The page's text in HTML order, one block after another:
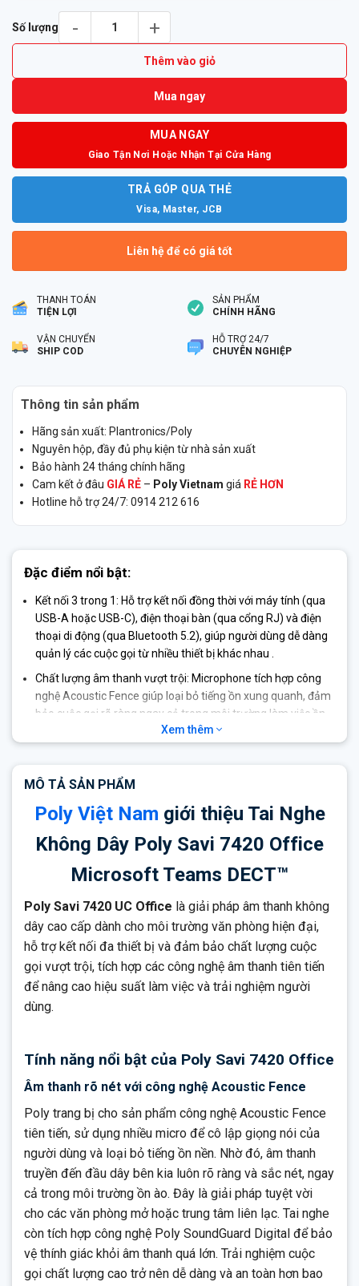
Số lượng
Thêm vào giỏ
Mua ngay
MUA NGAY
Giao Tận Nơi Hoặc Nhận Tại Cửa Hàng
TRẢ GÓP QUA THẺ
Visa, Master, JCB
Liên hệ để có giá tốt
THANH TOÁN
TIỆN LỢI
SẢN PHẨM
CHÍNH HÃNG
VẬN CHUYỂN
SHIP COD
HỖ TRỢ 24/7
CHUYÊN NGHIỆP
Thông tin sản phẩm
Hãng sản xuất: Plantronics/Poly
Nguyên hộp, đầy đủ phụ kiện từ nhà sản xuất
Bảo hành 24 tháng chính hãng
Cam kết ở đâu GIÁ RẺ – Poly Vietnam giá RẺ HƠN
Hotline hỗ trợ 24/7: 0914 212 616
Đặc điểm nổi bật:
Kết nối 3 trong 1: Hỗ trợ kết nối đồng thời với máy tính (qua
USB-A hoặc USB-C), điện thoại bàn (qua cổng RJ) và điện
thoại di động (qua Bluetooth 5.2), giúp người dùng dễ dàng
quản lý các cuộc gọi từ nhiều thiết bị khác nhau .
Chất lượng âm thanh vượt trội: Microphone tích hợp công
nghệ Acoustic Fence giúp loại bỏ tiếng ồn xung quanh, đảm
bảo cuộc gọi rõ ràng ngay cả trong môi trường làm việc ồn
mã hóa AES 256-bit và xác thực AES 128-bit, đảm bảo an
toàn cho các cuộc trò chuyện quan trọng .
Khả năng hội nghị: Cho phép kết nối lên đến 4 tai nghe vào
Chứng nhận Microsoft Teams: Phiên bản được chứng nhận
cho Microsoft Teams có nút chuyên dụng trên đế, giúp truy
dùng .
Quản lý từ xa: Hỗ trợ quản lý thiết bị từ xa, bao gồm cập nhật
firmware và cài đặt bảo mật, giúp bộ phận IT dễ dàng kiểm
soát và bảo trì thiết bị.
Xem thêm
MÔ TẢ SẢN PHẨM
Poly Việt Nam giới thiệu Tai Nghe
Không Dây Poly Savi 7420 Office
Microsoft Teams DECT™
Poly Savi 7420 UC Office là giải pháp âm thanh không
dây cao cấp dành cho môi trường văn phòng hiện đại,
hỗ trợ kết nối đa thiết bị và đảm bảo chất lượng cuộc
gọi vượt trội, tích hợp các công nghệ âm thanh tiên tiến
để nâng cao hiệu suất làm việc và trải nghiệm người
dùng.
Tính năng nổi bật của Poly Savi 7420 Office
Âm thanh rõ nét với công nghệ Acoustic Fence
Poly trang bị cho sản phẩm công nghệ Acoustic Fence
tiên tiến, sử dụng nhiều micro để cô lập giọng nói của
người dùng và loại bỏ tiếng ồn nền. Nhờ đó, âm thanh
truyền đến đầu dây bên kia luôn rõ ràng và sắc nét, ngay
cả trong môi trường ồn ào. Đây là giải pháp tuyệt vời
cho các văn phòng mở hoặc trung tâm liên lạc. Tai nghe
còn tích hợp công nghệ Poly SoundGuard Digital để bảo
vệ thính giác khỏi âm thanh quá lớn. Trải nghiệm cuộc
gọi chất lượng cao trở nên dễ dàng và an toàn hơn bao